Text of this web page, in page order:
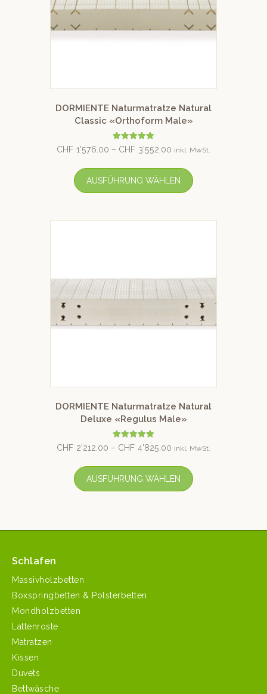
DORMIENTE Naturmatratze Natural
Classic «Orthoform Male»
Bewertet mit
5.00
CHF 1'576.00 – CHF 3'552.00 inkl. MwSt.
AUSFÜHRUNG WÄHLEN
DORMIENTE Naturmatratze Natural
Deluxe «Regulus Male»
Bewertet mit
5.00
CHF 2'212.00 – CHF 4'825.00 inkl. MwSt.
AUSFÜHRUNG WÄHLEN
Schlafen
Massivholzbetten
Boxspringbetten & Polsterbetten
Mondholzbetten
Lattenroste
Matratzen
Kissen
Duvets
Bettwäsche